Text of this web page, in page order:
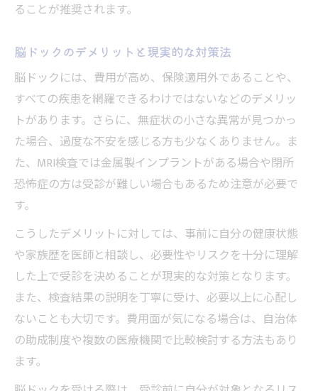
ることが推奨されます。
脳ドックのデメリットと現実的な対策法
脳ドックには、費用が高め、保険適用外であることや、
すべての疾患を網羅できるわけではないなどのデメリッ
トがあります。さらに、無症状の小さな異常が見つかっ
た場合、過度な不安を感じる方も少なくありません。ま
た、MRI検査では金属製インプラントがある場合や閉所
恐怖症の方は受診が難しい場合もあるため注意が必要で
す。
こうしたデメリットに対しては、事前に自分の健康状態
や家族歴を医師と相談し、必要性やリスクを十分に理解
した上で受診を決めることが現実的な対策となります。
また、検査結果の説明を丁寧に受け、必要以上に心配し
ないことも大切です。費用面が気になる場合は、自治体
の助成制度や複数の医療機関で比較検討する方法もあり
ます。